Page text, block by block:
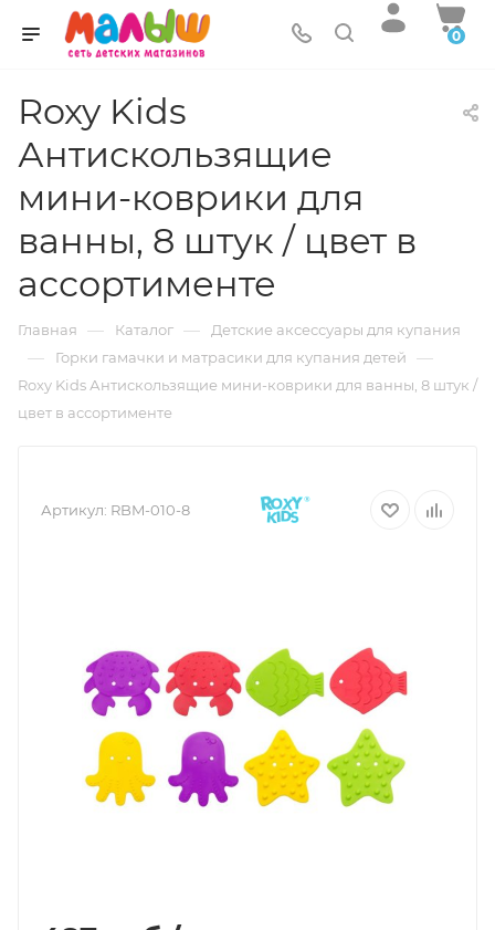
0
Roxy Kids
Антискользящие
мини-коврики для
ванны, 8 штук / цвет в
ассортименте
Главная — Каталог — Детские аксессуары для купания
— Горки гамачки и матрасики для купания детей —
Roxy Kids Антискользящие мини-коврики для ванны, 8 штук /
цвет в ассортименте
Артикул: RBM-010-8